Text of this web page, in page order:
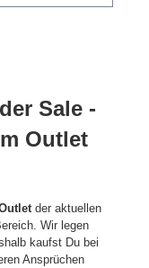
Sale -
Outlet
der aktuellen
Wir legen
kaufst Du bei
Ansprüchen